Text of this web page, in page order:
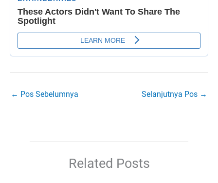
← Pos Sebelumnya Selanjutnya Pos →
Related Posts